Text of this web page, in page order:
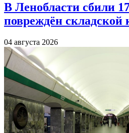
В Ленобласти сбили
повреждён складской
04 августа 2026